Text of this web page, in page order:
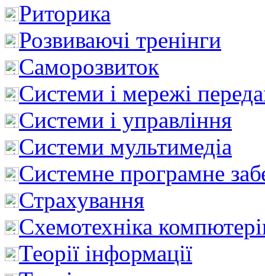
Риторика
Розвиваючі тренінги
Саморозвиток
Системи і мережі
Системи і управління
Системи мультимедіа
Системне програмне
Страхування
Схемотехніка
Теорії інформації